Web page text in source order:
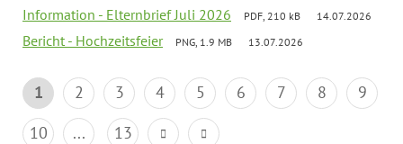
Information - Elternbrief Juli 2026 PDF, 210 kB 14.07.2026
Bericht - Hochzeitsfeier PNG, 1.9 MB 13.07.2026
1 2 3 4 5 6 7 8
9
10
... 13